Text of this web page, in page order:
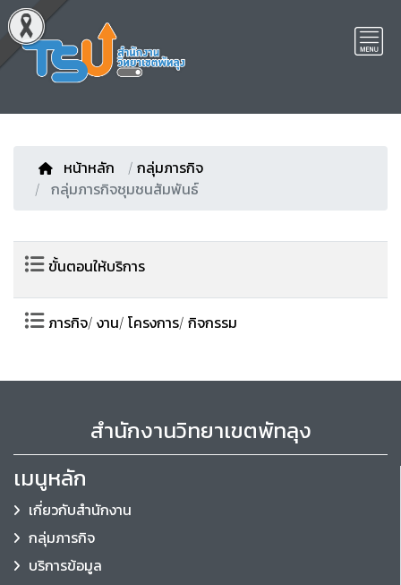
หน้าหลัก / กลุ่มภารกิจ
กลุ่มภารกิจชุมชนสัมพันธ์
ขั้นตอนให้บริการ
ภารกิจ/ งาน/ โครงการ/ กิจกรรม
สำนักงานวิทยาเขตพัทลุง
เมนูหลัก
เกี่ยวกับสำนักงาน
กลุ่มภารกิจ
บริการข้อมูล